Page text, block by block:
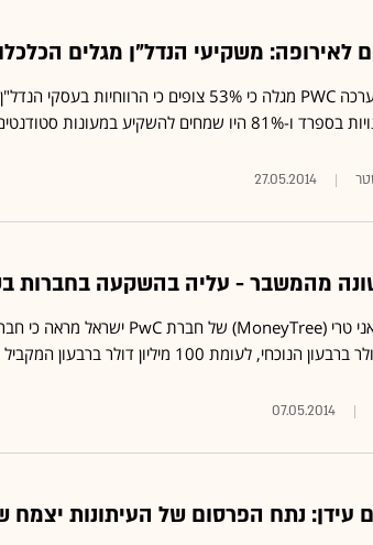
לאירופה: משקיעי הנדל"ן מגלים
היו שמחים להשקיע במעונות סטודנטים ביבשת
27.05.2014
מהמשבר - עליה בהשקעה בחברות
הנוכחי, לעומת 100 מיליון דולר ברבעון המקביל
07.05.2014
עידן: נתח הפרסום של העיתונות יצמח שוב